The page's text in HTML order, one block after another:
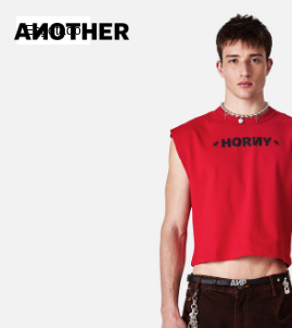
Esgotado